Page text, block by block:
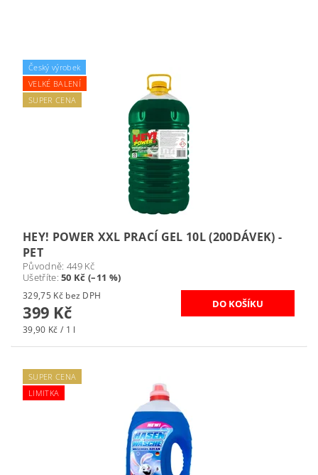
Český výrobek
VELKÉ BALENÍ
SUPER CENA
HEY! POWER XXL PRACÍ GEL 10L (200DÁVEK) -
PET
Původně: 449 Kč
Ušetříte:50 Kč (–11 %)
329,75 Kč bez DPH
399 Kč
39,90 Kč / 1 l
SUPER CENA
LIMITKA